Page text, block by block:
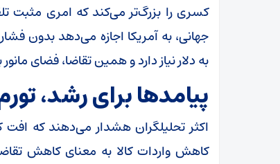
کسری را بزرگ‌تر می‌کند که امری مثبت
جهانی، به آمریکا اجازه می‌دهد بدون
به دلار نیاز دارد و همین تقاضا، فضای
پیامد‌ها برای رشد،
اکثر تحلیلگران هشدار می‌دهند که
کاهش واردات کالا به معنای کاهش